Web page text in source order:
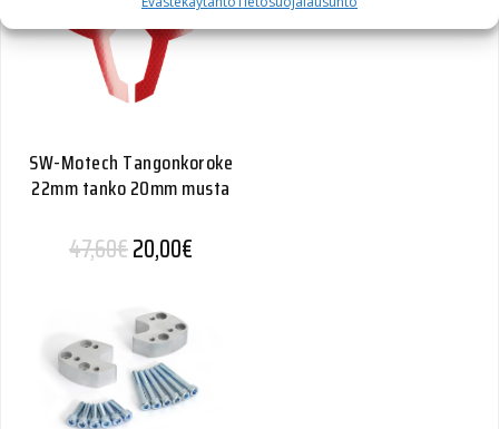
SW-Motech Tangonkoroke
22mm tanko 20mm musta
47,60€Alkuperäinen hinta oli: 47,60€.
20,00€